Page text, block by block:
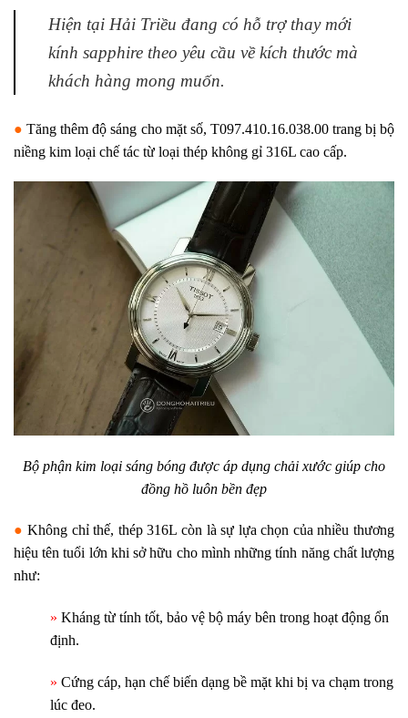
Hiện tại Hải Triều đang có hỗ trợ thay mới
kính sapphire theo yêu cầu về kích thước mà
khách hàng mong muốn.
● Tăng thêm độ sáng cho mặt số, T097.410.16.038.00 trang bị bộ
niềng kim loại chế tác từ loại thép không gỉ 316L cao cấp.
Bộ phận kim loại sáng bóng được áp dụng chải xước giúp cho
đồng hồ luôn bền đẹp
● Không chỉ thế, thép 316L còn là sự lựa chọn của nhiều thương
hiệu tên tuổi lớn khi sở hữu cho mình những tính năng chất lượng
như:
» Kháng từ tính tốt, bảo vệ bộ máy bên trong hoạt động ổn
định.
» Cứng cáp, hạn chế biến dạng bề mặt khi bị va chạm trong
lúc đeo.